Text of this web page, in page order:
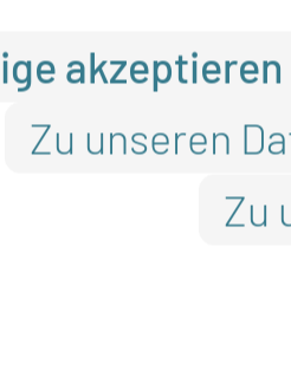
die Stadt
Einsatz für
nachhaltig
akzeptieren
Zu unseren
Zu